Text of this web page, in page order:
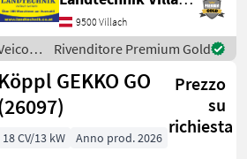
avviamento elettrico,
di display grafico
Premium dal design
rinnovato, con
9500 Villach
a
motore
/ Aebi
Rivenditore Premium Gold
Köppl GEKKO GO
Prezzo
su
richiesta
18 CV/13 kW
Anno prod. 2026